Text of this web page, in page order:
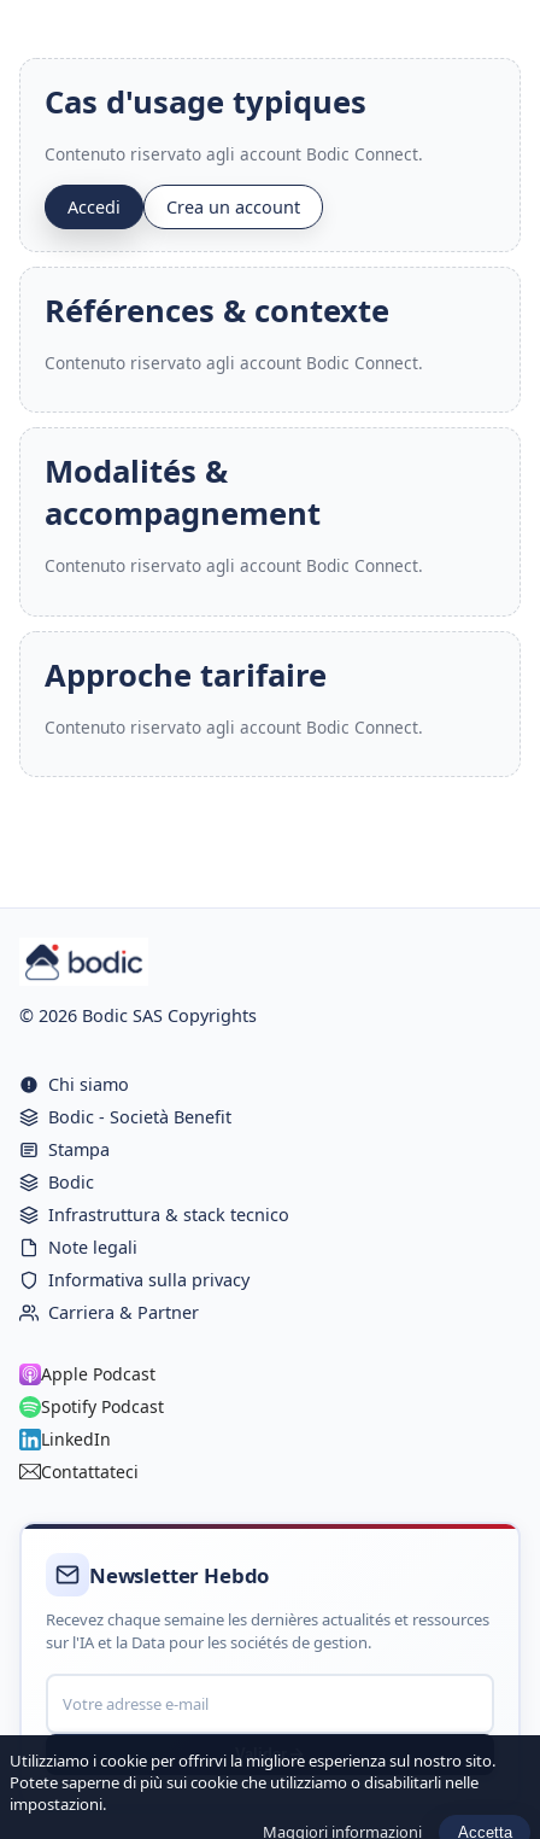
Cas d'usage typiques
Contenuto riservato agli account Bodic Connect.
Accedi Crea un account
Références & contexte
Contenuto riservato agli account Bodic Connect.
Modalités &
accompagnement
Contenuto riservato agli account Bodic Connect.
Approche tarifaire
Contenuto riservato agli account Bodic Connect.
© 2026 Bodic SAS Copyrights
Chi siamo
Bodic - Società Benefit
Stampa
Bodic
Infrastruttura & stack tecnico
Note legali
Informativa sulla privacy
Carriera & Partner
Apple Podcast
Spotify Podcast
LinkedIn
Contattateci
Newsletter Hebdo
Recevez chaque semaine les dernières actualités et ressources
sur l'IA et la Data pour les sociétés de gestion.
Valider
Utilizziamo i cookie per offrirvi la migliore esperienza sul nostro sito.
Potete saperne di più sui cookie che utilizziamo o disabilitarli nelle
impostazioni.
Maggiori informazioni
Accetta